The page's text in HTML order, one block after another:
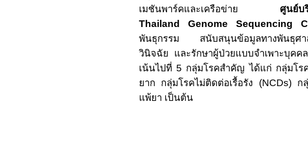
เมชันพาร์คและเครือข่าย ศูนย์บ
Thailand Genome Sequencing
พันธุกรรม สนับสนุนข้อมูลทางพันธุศาส
วินิจฉัย และรักษาผู้ป่วยแบบจำเพาะบุคค
เน้นไปที่ 5 กลุ่มโรคสำคัญ ได้แก่ กลุ่มโร
ยาก กลุ่มโรคไม่ติดต่อเรื้อรัง (NCDs)กลุ่
แพ้ยา เป็นต้น